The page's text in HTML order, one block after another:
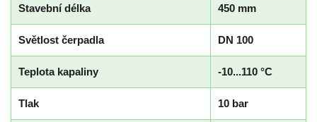
Stavební délka 450 mm
Světlost čerpadla DN 100
Teplota kapaliny -10...110 °C
Tlak 10 bar